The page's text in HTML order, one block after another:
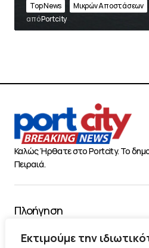
Εκτιμούμε την
Top News Μικρών Αποστάσεων
απόPortcity
Καλώς Ήρθατε στο Portcity. Το
Πειραιά.
Πλοήγηση
Χρήσιμα